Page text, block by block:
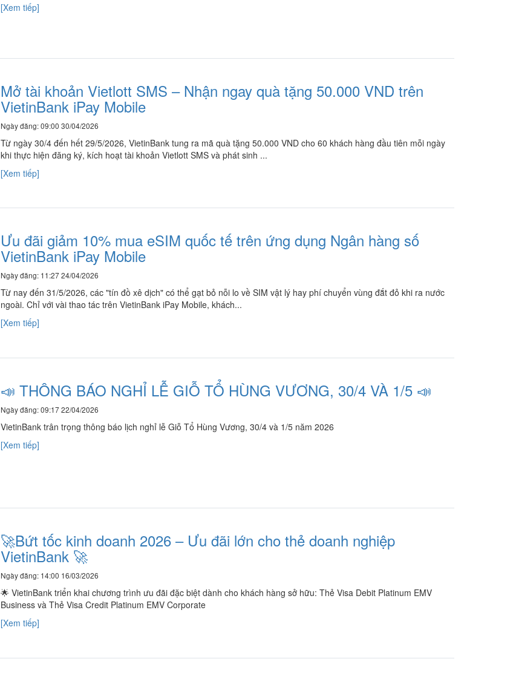
[Xem tiếp]
Mở tài khoản Vietlott SMS – Nhận ngay quà tặng 50.000 VND trên
VietinBank iPay Mobile
Ngày đăng: 09:00 30/04/2026
Từ ngày 30/4 đến hết 29/5/2026, VietinBank tung ra mã quà tặng 50.000 VND cho 60 khách hàng đầu tiên mỗi ngày
khi thực hiện đăng ký, kích hoạt tài khoản Vietlott SMS và phát sinh ...
[Xem tiếp]
Ưu đãi giảm 10% mua eSIM quốc tế trên ứng dụng Ngân hàng số
VietinBank iPay Mobile
Ngày đăng: 11:27 24/04/2026
Từ nay đến 31/5/2026, các "tín đồ xê dịch" có thể gạt bỏ nỗi lo về SIM vật lý hay phí chuyển vùng đắt đỏ khi ra nước
ngoài. Chỉ với vài thao tác trên VietinBank iPay Mobile, khách...
[Xem tiếp]
📣 THÔNG BÁO NGHỈ LỄ GIỖ TỔ HÙNG VƯƠNG, 30/4 VÀ 1/5 📣
Ngày đăng: 09:17 22/04/2026
VietinBank trân trọng thông báo lịch nghỉ lễ Giỗ Tổ Hùng Vương, 30/4 và 1/5 năm 2026
[Xem tiếp]
🚀Bứt tốc kinh doanh 2026 – Ưu đãi lớn cho thẻ doanh nghiệp
VietinBank 🚀
Ngày đăng: 14:00 16/03/2026
🌟 VietinBank triển khai chương trình ưu đãi đặc biệt dành cho khách hàng sở hữu: Thẻ Visa Debit Platinum EMV
Business và Thẻ Visa Credit Platinum EMV Corporate
[Xem tiếp]